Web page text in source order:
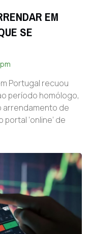
EM
SE
Portugal recuou
período homólogo,
arrendamento de
‘online’ de